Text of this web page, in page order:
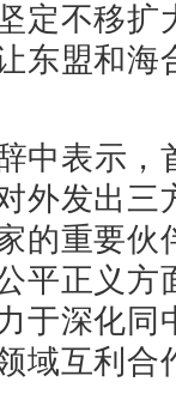
定不移扩
东盟和海
中表示，
外发出
的重要
平正义
于深化
域互利